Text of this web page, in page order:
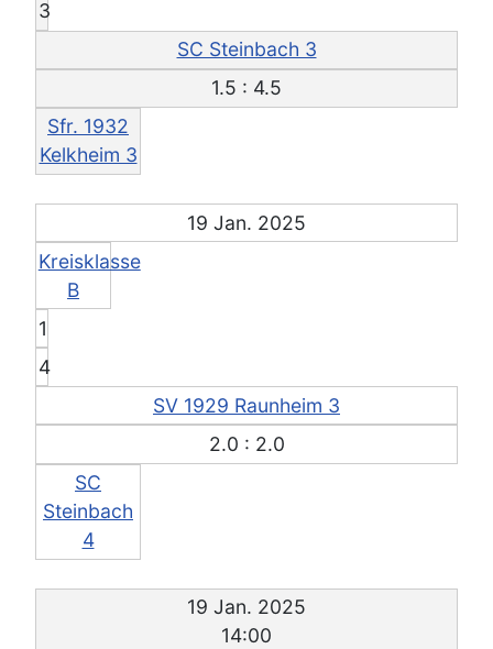
3
SC Steinbach 3
1.5 : 4.5
Sfr. 1932
Kelkheim 3
19 Jan. 2025
Kreisklasse
B
1
4
SV 1929 Raunheim 3
2.0 : 2.0
SC
Steinbach
4
19 Jan. 2025
14:00